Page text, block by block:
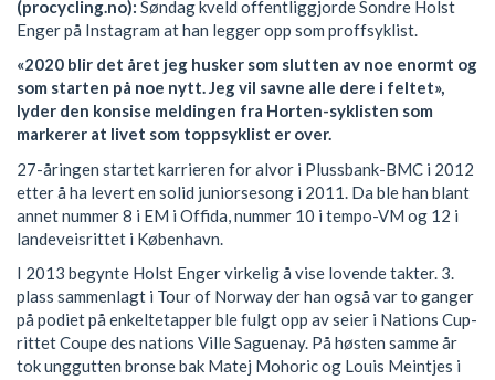
(procycling.no): Søndag kveld offentliggjorde Sondre Holst
Enger på Instagram at han legger opp som proffsyklist.
«2020 blir det året jeg husker som slutten av noe enormt og
som starten på noe nytt. Jeg vil savne alle dere i feltet»,
lyder den konsise meldingen fra Horten-syklisten som
markerer at livet som toppsyklist er over.
27-åringen startet karrieren for alvor i Plussbank-BMC i 2012
etter å ha levert en solid juniorsesong i 2011. Da ble han blant
annet nummer 8 i EM i Offida, nummer 10 i tempo-VM og 12 i
landeveisrittet i København.
I 2013 begynte Holst Enger virkelig å vise lovende takter. 3.
plass sammenlagt i Tour of Norway der han også var to ganger
på podiet på enkeltetapper ble fulgt opp av seier i Nations Cup-
rittet Coupe des nations Ville Saguenay. På høsten samme år
tok unggutten bronse bak Matej Mohoric og Louis Meintjes i